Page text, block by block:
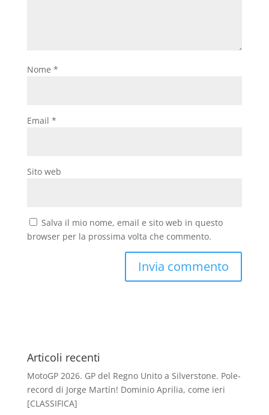
Nome *
Email *
Sito web
Salva il mio nome, email e sito web in questo
browser per la prossima volta che commento.
Articoli recenti
MotoGP 2026. GP del Regno Unito a Silverstone. Pole-
record di Jorge Martín! Dominio Aprilia, come ieri
[CLASSIFICA]